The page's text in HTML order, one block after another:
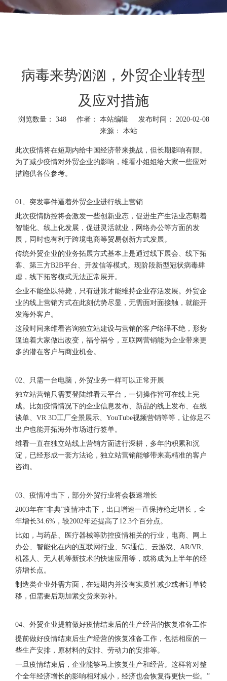
病毒来势汹汹，外贸企业转型
及应对措施
浏览数量： 348作者： 本站编辑 发布时间： 2020-02-08
来源： 本站
此次疫情将在短期内给中国经济带来挑战，但长期影响有限。
为了减少疫情对外贸企业的影响，维看小姐姐给大家一些应对
措施供各位参考。
01、突发事件逼着外贸企业进行线上营销
此次疫情防控将会激发一些创新业态，促进生产生活业态朝着
智能化、线上化发展，促进灵活就业，网络办公等方面的发
展，同时也有利于跨境电商等贸易创新方式发展。
传统外贸企业的业务拓展方式基本上是通过线下展会、线下拓
客、第三方B2B平台、开发信等模式。现阶段新型冠状病毒肆
虐，线下拓客模式无法正常展开。
企业不能坐以待毙，只有进账才能维持企业存活发展。外贸企
业的线上营销方式在此刻优势尽显，无需面对面接触，就能开
发海外客户。
这段时间来维看咨询独立站建设与营销的客户络绎不绝，形势
逼迫着大家做出改变，福兮祸兮，互联网营销能为企业带来更
多的潜在客户与商业机会。
02、只需一台电脑，外贸业务一样可以正常开展
独立站营销只需要登陆维看云平台，一切操作皆可在线上完
成。比如疫情情况下的企业信息发布、新品的线上发布、在线
谈单、VR 3D工厂全景展示、YouTube视频营销等等，让你足不
出户也能开拓海外市场进行签单。
维看一直在独立站线上营销方面进行深耕，多年的积累和沉
淀，已经形成一套方法论，独立站营销能够带来高精准的客户
咨询。
03、疫情冲击下，部分外贸行业将会极速增长
2003年在“非典”疫情冲击下，出口增速一直保持稳定增长，全
年增长34.6%，较2002年还提高了12.3个百分点。
比如，与药品、医疗器械等防控疫情相关的行业，电商、网上
办公、智能化在内的互联网行业、5G通信、云游戏、AR/VR、
机器人、无人机等新技术的快速应用等，或将成为上半年的经
济增长点。
制造类企业外需方面，在短期内并没有实质性减少或者订单转
移，但需要后期加紧交货来弥补。
04、外贸企业提前做好疫情结束后的生产经营的恢复准备工作
提前做好疫情结束后生产经营的恢复准备工作，包括相应的一
些生产安排，原材料的安排、劳动力的安排等。
一旦疫情结束后，企业能够马上恢复生产和经营。这样将对整
个全年经济增长的影响相对减小，经济也会恢复得更快一些。”